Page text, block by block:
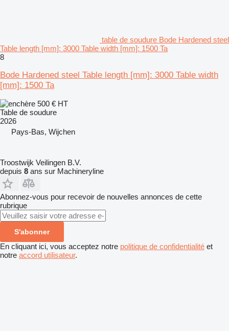
table de soudure Bode Hardened steel
Table length [mm]: 3000 Table width [mm]: 1500 Ta
8
Bode Hardened steel Table length [mm]: 3000 Table width
[mm]: 1500 Ta
500 € HT
Table de soudure
2026
Pays-Bas, Wijchen
Troostwijk Veilingen B.V.
depuis 8 ans sur Machineryline
Abonnez-vous pour recevoir de nouvelles annonces de cette
rubrique
S'abonner
En cliquant ici, vous acceptez notre politique de confidentialité et
notre accord utilisateur.